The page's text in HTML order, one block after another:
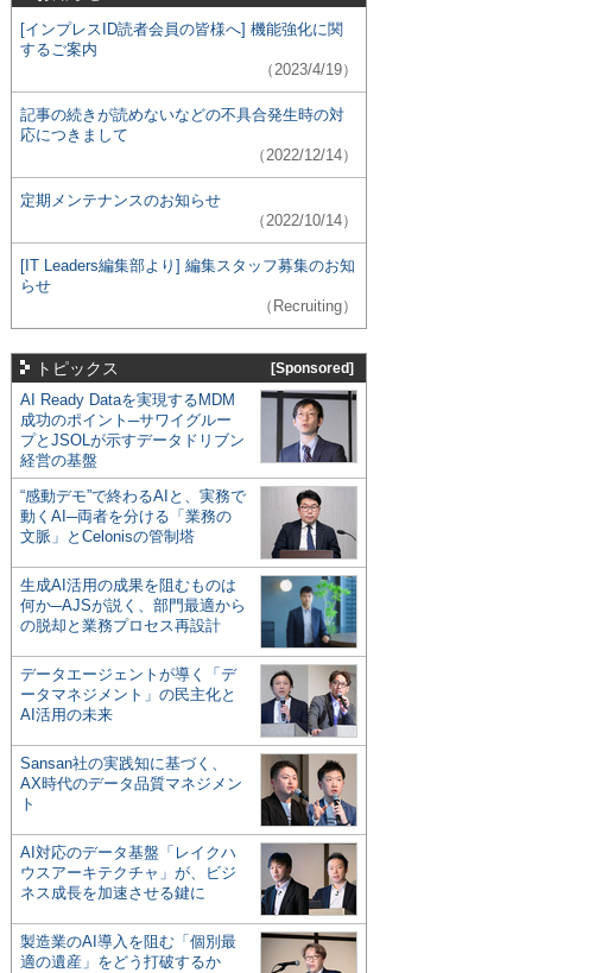
[インプレスID読者会員の皆様へ] 機能強化に関
するご案内
（2023/4/19）
記事の続きが読めないなどの不具合発生時の対
応につきまして
（2022/12/14）
定期メンテナンスのお知らせ
（2022/10/14）
[IT Leaders編集部より] 編集スタッフ募集のお知
らせ
（Recruiting）
トピックス [Sponsored]
AI Ready Dataを実現するMDM
成功のポイント─サワイグルー
プとJSOLが示すデータドリブン
経営の基盤
“感動デモ”で終わるAIと、実務で
動くAI─両者を分ける「業務の
文脈」とCelonisの管制塔
生成AI活用の成果を阻むものは
何か─AJSが説く、部門最適から
の脱却と業務プロセス再設計
データエージェントが導く「デ
ータマネジメント」の民主化と
AI活用の未来
Sansan社の実践知に基づく、
AX時代のデータ品質マネジメン
ト
AI対応のデータ基盤「レイクハ
ウスアーキテクチャ」が、ビジ
ネス成長を加速させる鍵に
製造業のAI導入を阻む「個別最
適の遺産」をどう打破するか